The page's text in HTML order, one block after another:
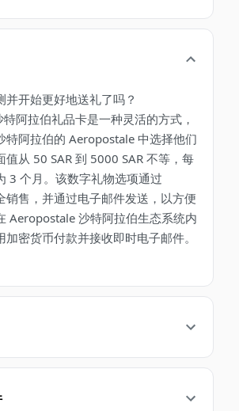
并开始更好地送礼了吗？
阿拉伯礼品卡是一种灵活的方式，
特阿拉伯的 Aeropostale 中选择他们
值从 50 SAR 到 5000 SAR 不等，每
3 个月。该数字礼物选项通过
销售，并通过电子邮件发送，以方便
Aeropostale 沙特阿拉伯生态系统内
密货币付款并接收即时电子邮件。